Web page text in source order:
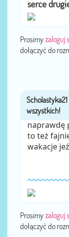
serce
Prosimyzaloguj
dołączyć do
naprawdę
to też
wakacje
Prosimyzaloguj
dołączyć do